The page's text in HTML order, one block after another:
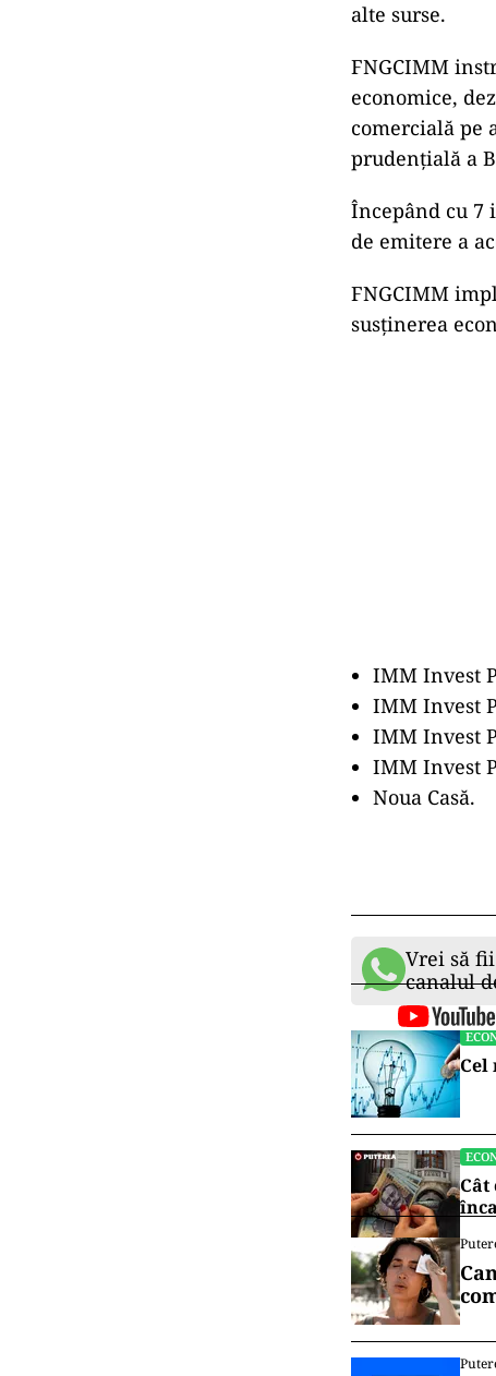
alte surse.
FNGCIMM
economice,
comercială pe
prudenţială a
Începând cu 7
de emitere a
FNGCIMM
susţinerea
IMM Invest
IMM Invest
IMM Invest
IMM Invest
Noua Casă.
Vrei să
canalul
Cel
Cât